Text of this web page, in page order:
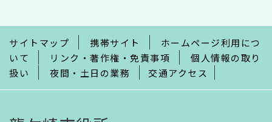
で
サイトマップ 携帯サイト
ホームページ利用につ
いて
リンク・著作権・免責事項
個人情報の取り
扱い
夜間・土日の業務 交通アクセス